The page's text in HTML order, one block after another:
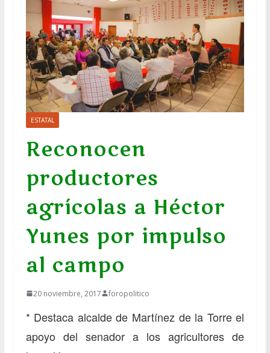
ESTATAL
Reconocen
productores
agrícolas a Héctor
Yunes por impulso
al campo
20 noviembre, 2017 foropolitico
* Destaca alcalde de Martínez de la Torre el
apoyo del senador a los agricultores de